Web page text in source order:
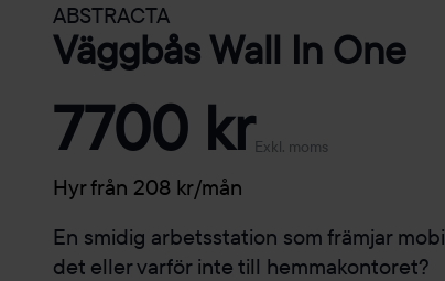
ABSTRACTA
Väggbås Wall In One
7700 krExkl. moms
Hyr från 208 kr/mån
En smidig arbetsstation som främjar
det eller varför inte till hemmakontoret?